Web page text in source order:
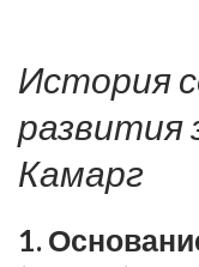
История
развития
Камарг
1.